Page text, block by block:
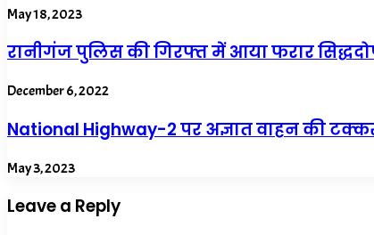
May 18, 2023
रानीगंज पुलिस की गिरफ्त में आया फरार
December 6, 2022
National Highway-2 पर अज्ञात वाहन की
May 3, 2023
Leave a Reply